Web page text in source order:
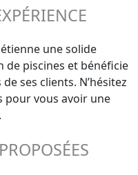
une solide
de piscines et bénéficie
ses clients. N’hésitez
pour vous avoir une